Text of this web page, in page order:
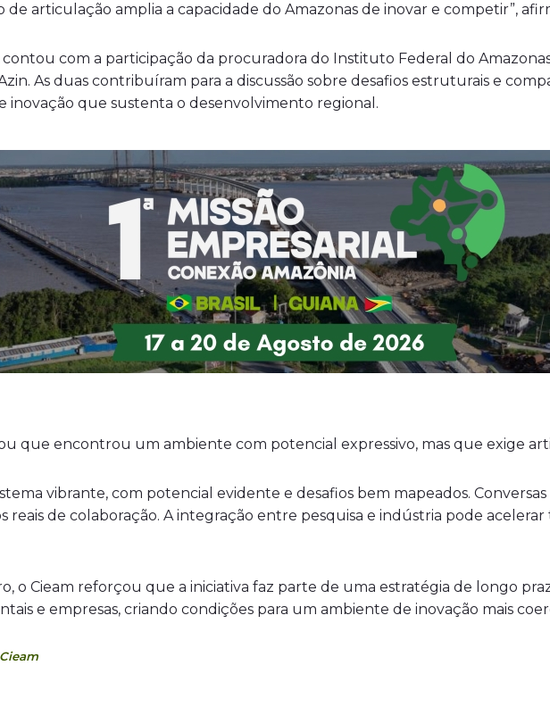
de articulação amplia a capacidade do Amazonas de inovar e competir”,
com a participação da procuradora do Instituto Federal do
As duas contribuíram para a discussão sobre desafios estruturais e
inovação que sustenta o desenvolvimento regional.
que encontrou um ambiente com potencial expressivo, mas que exige
vibrante, com potencial evidente e desafios bem mapeados.
reais de colaboração. A integração entre pesquisa e indústria pode acelerar
o Cieam reforçou que a iniciativa faz parte de uma estratégia de longo
e empresas, criando condições para um ambiente de inovação mais
Cieam